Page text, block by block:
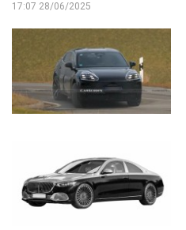
17:07 28/06/2025